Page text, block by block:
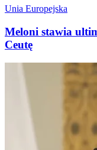
Unia Europejska
Meloni stawia
Ceutę